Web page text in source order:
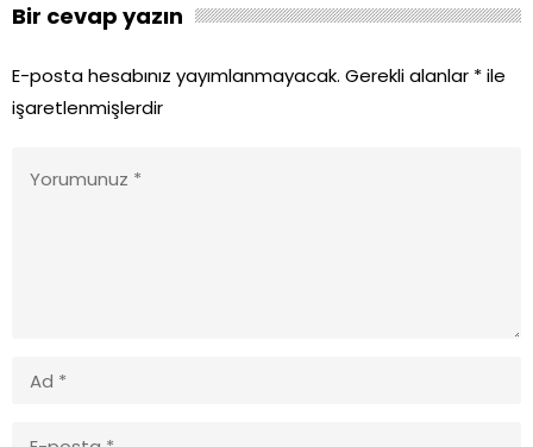
Bir cevap yazın
E-posta hesabınız yayımlanmayacak. Gerekli alanlar *ile
işaretlenmişlerdir